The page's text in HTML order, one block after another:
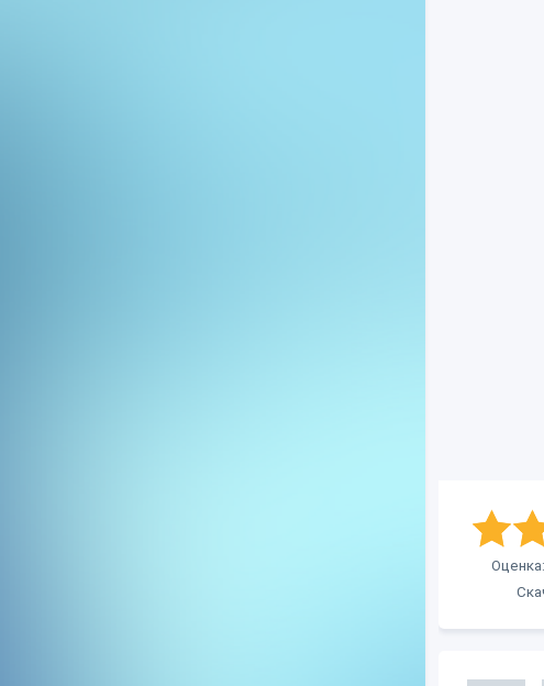
Оценка: